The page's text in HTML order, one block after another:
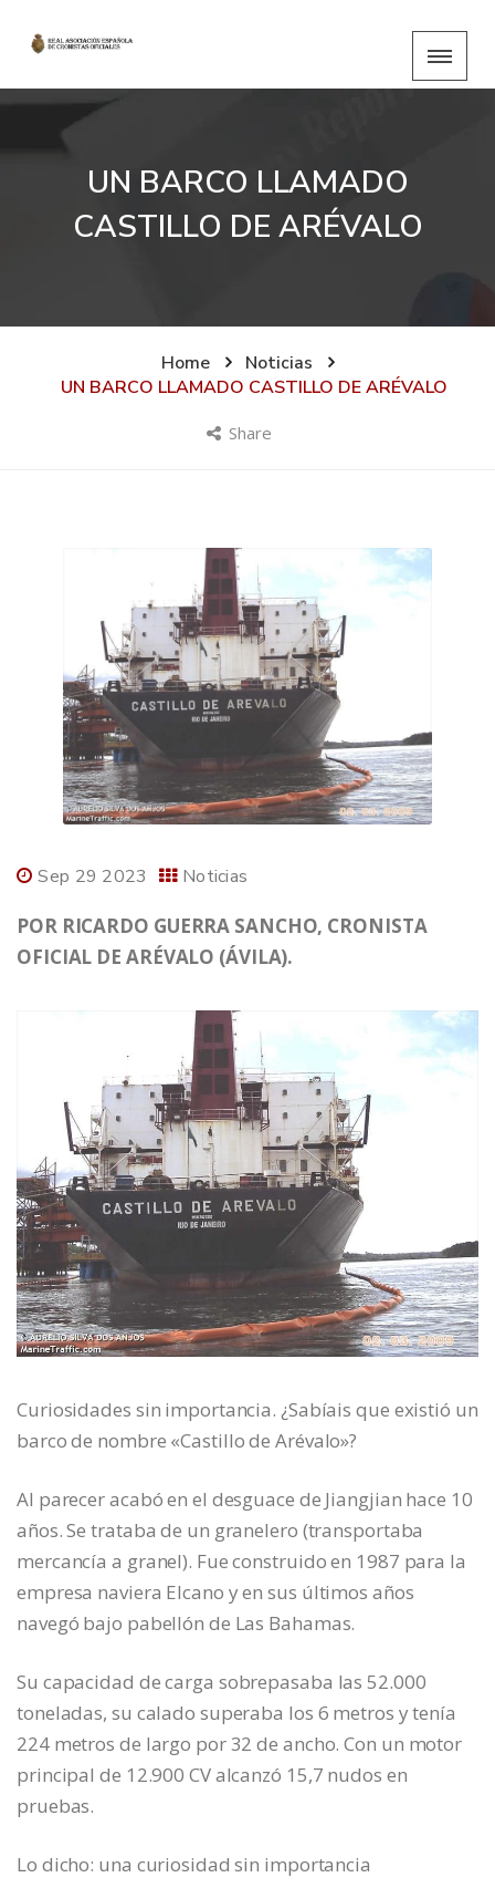
UN BARCO LLAMADO
CASTILLO DE ARÉVALO
Home
Noticias
UN BARCO LLAMADO CASTILLO DE ARÉVALO
Share
Sep 29 2023 Noticias
POR RICARDO GUERRA SANCHO, CRONISTA
OFICIAL DE ARÉVALO (ÁVILA).
Curiosidades sin importancia. ¿Sabíais que existió un
barco de nombre «Castillo de Arévalo»?
Al parecer acabó en el desguace de Jiangjian hace 10
años. Se trataba de un granelero (transportaba
mercancía a granel). Fue construido en 1987 para la
empresa naviera Elcano y en sus últimos años
navegó bajo pabellón de Las Bahamas.
Su capacidad de carga sobrepasaba las 52.000
toneladas, su calado superaba los 6 metros y tenía
224 metros de largo por 32 de ancho. Con un motor
principal de 12.900 CV alcanzó 15,7 nudos en
pruebas.
Lo dicho: una curiosidad sin importancia